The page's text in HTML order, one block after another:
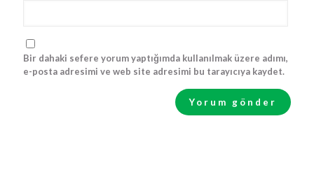
Bir dahaki sefere yorum yaptığımda kullanılmak üzere adımı,
e-posta adresimi ve web site adresimi bu tarayıcıya kaydet.